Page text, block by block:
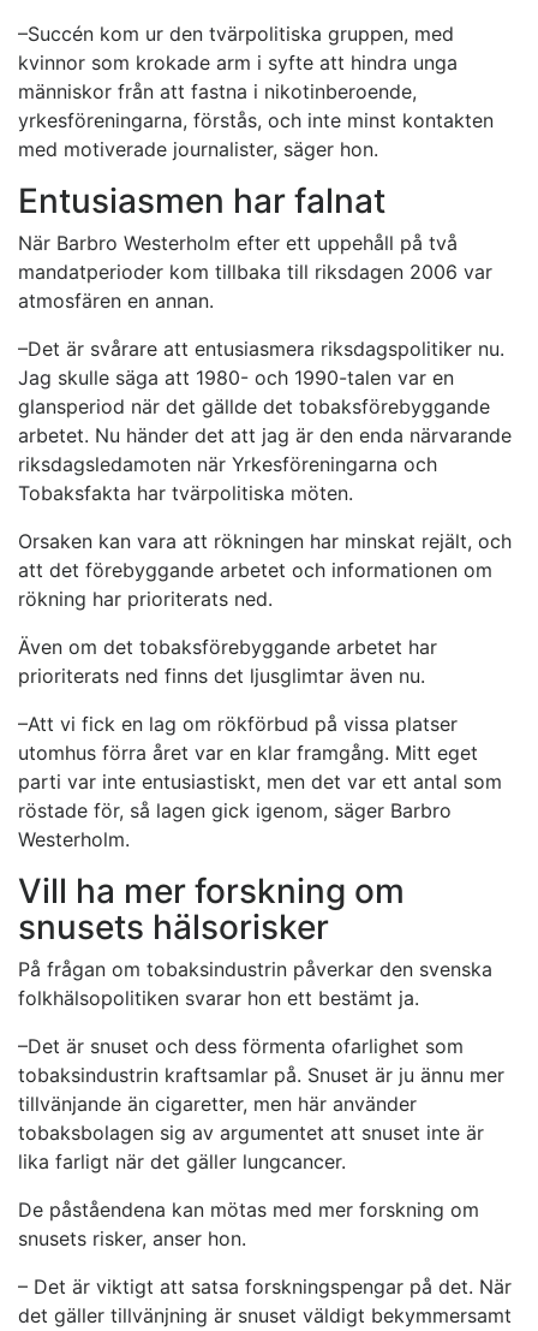
–Succén kom ur den tvärpolitiska gruppen, med
kvinnor som krokade arm i syfte att hindra unga
människor från att fastna i nikotinberoende,
yrkesföreningarna, förstås, och inte minst kontakten
med motiverade journalister, säger hon.
Entusiasmen har falnat
När Barbro Westerholm efter ett uppehåll på två
mandatperioder kom tillbaka till riksdagen 2006 var
atmosfären en annan.
–Det är svårare att entusiasmera riksdagspolitiker nu.
Jag skulle säga att 1980- och 1990-talen var en
glansperiod när det gällde det tobaksförebyggande
arbetet. Nu händer det att jag är den enda närvarande
riksdagsledamoten när Yrkesföreningarna och
Tobaksfakta har tvärpolitiska möten.
Orsaken kan vara att rökningen har minskat rejält, och
att det förebyggande arbetet och informationen om
rökning har prioriterats ned.
Även om det tobaksförebyggande arbetet har
prioriterats ned finns det ljusglimtar även nu.
–Att vi fick en lag om rökförbud på vissa platser
utomhus förra året var en klar framgång. Mitt eget
parti var inte entusiastiskt, men det var ett antal som
röstade för, så lagen gick igenom, säger Barbro
Westerholm.
Vill ha mer forskning om
snusets hälsorisker
På frågan om tobaksindustrin påverkar den svenska
folkhälsopolitiken svarar hon ett bestämt ja.
–Det är snuset och dess förmenta ofarlighet som
tobaksindustrin kraftsamlar på. Snuset är ju ännu mer
tillvänjande än cigaretter, men här använder
tobaksbolagen sig av argumentet att snuset inte är
lika farligt när det gäller lungcancer.
De påståendena kan mötas med mer forskning om
snusets risker, anser hon.
– Det är viktigt att satsa forskningspengar på det. När
det gäller tillvänjning är snuset väldigt bekymmersamt